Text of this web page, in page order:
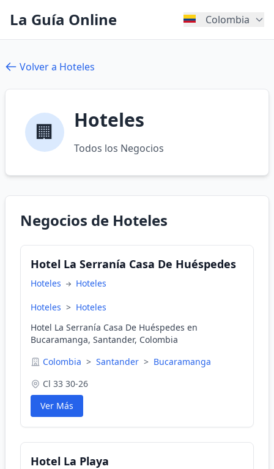
La Guía Online Colombia
Volver a Hoteles
🏢 Hoteles
Todos los Negocios
Negocios de Hoteles
Hotel La Serranía Casa De Huéspedes
Hoteles Hoteles
Hoteles > Hoteles
Hotel La Serranía Casa De Huéspedes en
Bucaramanga, Santander, Colombia
Colombia > Santander > Bucaramanga
Cl 33 30-26
Ver Más
Hotel La Playa